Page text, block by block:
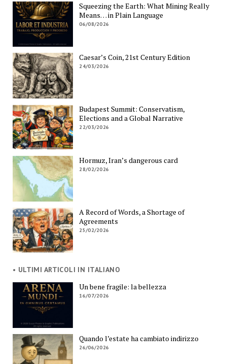
Squeezing the Earth: What Mining Really
Means… in Plain Language
06/08/2026
Caesar’s Coin, 21st Century Edition
24/03/2026
Budapest Summit: Conservatism,
Elections and a Global Narrative
22/03/2026
Hormuz, Iran’s dangerous card
28/02/2026
A Record of Words, a Shortage of
Agreements
25/02/2026
• ULTIMI ARTICOLI IN ITALIANO
Un bene fragile: la bellezza
16/07/2026
Quando l’estate ha cambiato indirizzo
26/06/2026